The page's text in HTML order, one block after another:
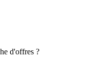
d'offres ?